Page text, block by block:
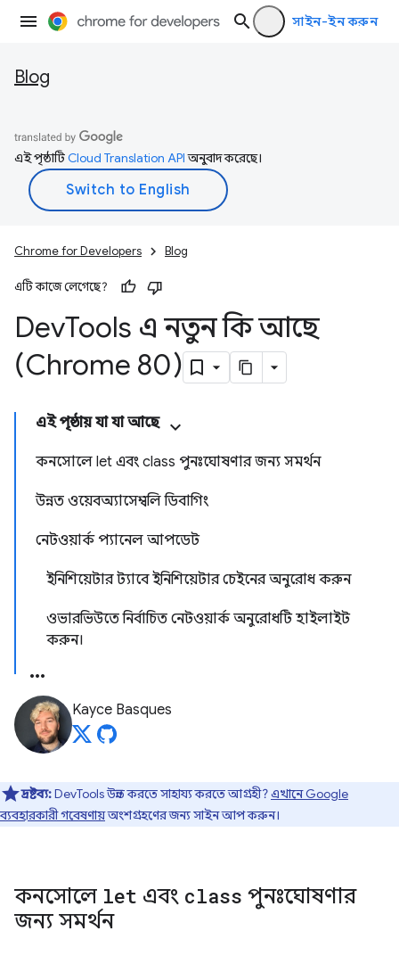
সাইন-ইন করুন
Blog
এই পৃষ্ঠাটিCloud Translation APIঅনুবাদ করেছে।
Chrome for Developers Blog
এটি কাজে লেগেছে?
DevTools এ নতুন কি আছে
(Chrome 80)
এই পৃষ্ঠায় যা যা আছে
কনসোলে let এবং class পুনঃঘোষণার জন্য সমর্থন
উন্নত ওয়েবঅ্যাসেম্বলি ডিবাগিং
নেটওয়ার্ক প্যানেল আপডেট
ইনিশিয়েটার ট্যাবে ইনিশিয়েটার চেইনের অনুরোধ করুন
ওভারভিউতে নির্বাচিত নেটওয়ার্ক অনুরোধটি হাইলাইট
করুন।
Kayce Basques
দ্রষ্টব্য:DevTools উন্নত করতে সাহায্য করতে আগ্রহী?এখানে Google
ব্যবহারকারী গবেষণায়অংশগ্রহণের জন্য সাইন আপ করুন।
কনসোলে let এবং class পুনঃঘোষণার
জন্য সমর্থন